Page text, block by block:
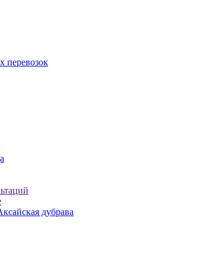
перевозок
дубрава